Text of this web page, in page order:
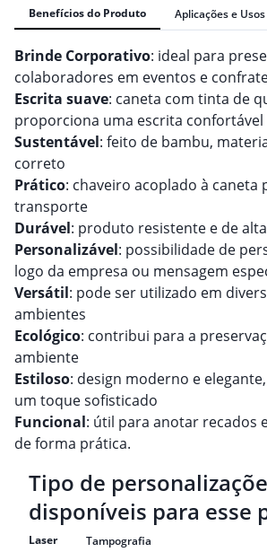
Benefícios do Produto Aplicações e Usos
Brinde Corporativo: ideal para
colaboradores em eventos e
Escrita suave: caneta com tinta de
proporciona uma escrita confortável
Sustentável: feito de bambu,
correto
Prático: chaveiro acoplado à caneta
transporte
Durável: produto resistente e de
Personalizável: possibilidade de
logo da empresa ou mensagem
Versátil: pode ser utilizado em
ambientes
Ecológico: contribui para a
ambiente
Estiloso: design moderno e
um toque sofisticado
Funcional: útil para anotar recados
de forma prática.
Tipo de
disponíveis para esse
Laser Tampografia